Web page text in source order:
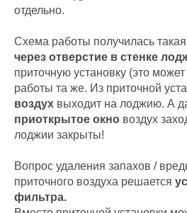
отдельно.
Схема работы получилась
через отверстие в стенке
приточную установку (это
работы та же. Из приточной
воздух выходит на лоджию. А
приоткрытое окно воздух
лоджии закрыты!
Вопрос удаления запахов /
приточного воздуха решается
фильтра.